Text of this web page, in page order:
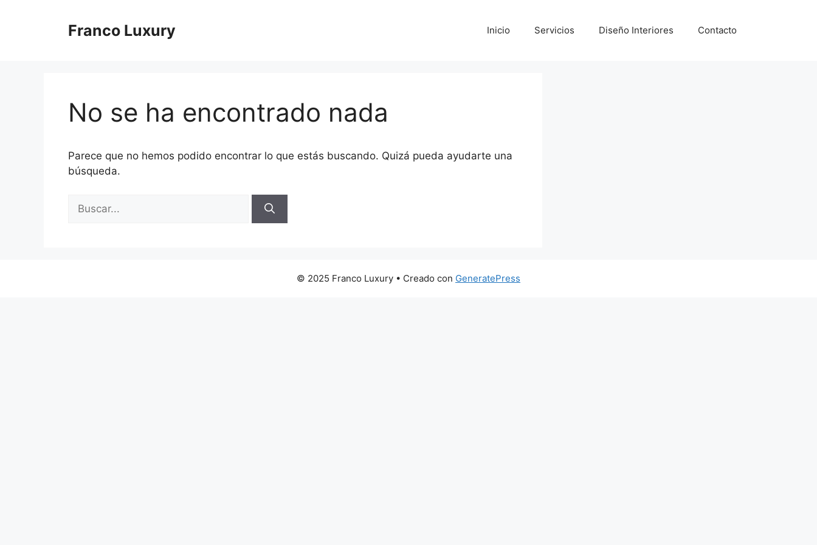
Franco Luxury Inicio Servicios Diseño Interiores Contacto
No se ha encontrado nada
Parece que no hemos podido encontrar lo que estás buscando. Quizá pueda ayudarte una
búsqueda.
© 2025 Franco Luxury • Creado con GeneratePress